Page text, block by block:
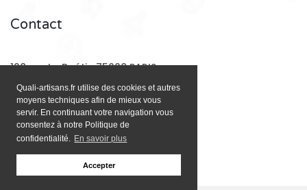
Quali-artisans.fr utilise des cookies et autres
moyens techniques afin de mieux vous
servir. En continuant votre navigation vous
consentez à notre Politique de
confidentialité. En savoir plus
Accepter
Contact
128 rue La Boétie 75008 PARIS
Email: contact@quali-artisans.fr